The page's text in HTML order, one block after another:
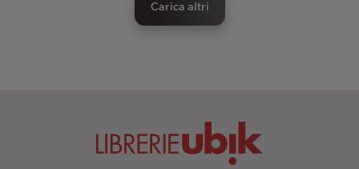
Carica altri